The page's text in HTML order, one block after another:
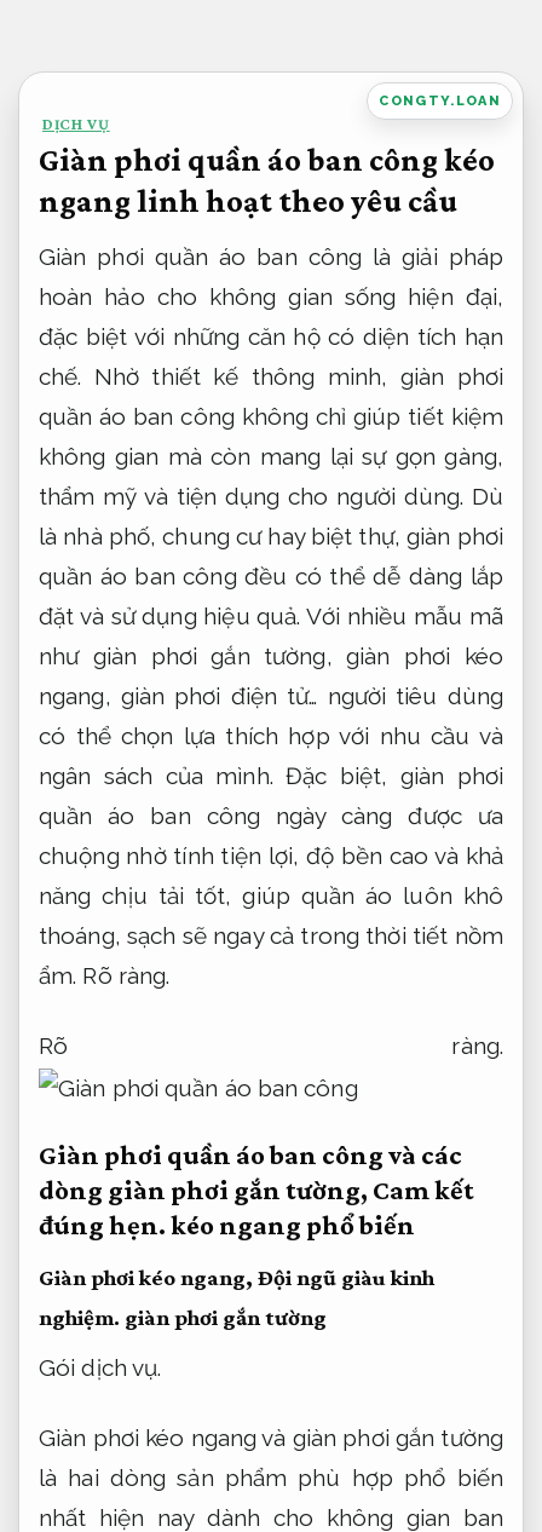
nội
dung
CONGTY.LOAN
DỊCH VỤ
Giàn phơi quần áo ban công kéo
ngang linh hoạt theo yêu cầu
Giàn phơi quần áo ban công là giải pháp
hoàn hảo cho không gian sống hiện đại,
đặc biệt với những căn hộ có diện tích hạn
chế. Nhờ thiết kế thông minh, giàn phơi
quần áo ban công không chỉ giúp tiết kiệm
không gian mà còn mang lại sự gọn gàng,
thẩm mỹ và tiện dụng cho người dùng. Dù
là nhà phố, chung cư hay biệt thự, giàn phơi
quần áo ban công đều có thể dễ dàng lắp
đặt và sử dụng hiệu quả. Với nhiều mẫu mã
như giàn phơi gắn tường, giàn phơi kéo
ngang, giàn phơi điện tử… người tiêu dùng
có thể chọn lựa thích hợp với nhu cầu và
ngân sách của mình. Đặc biệt, giàn phơi
quần áo ban công ngày càng được ưa
chuộng nhờ tính tiện lợi, độ bền cao và khả
năng chịu tải tốt, giúp quần áo luôn khô
thoáng, sạch sẽ ngay cả trong thời tiết nồm
ẩm. Rõ ràng.
Rõ ràng.
Giàn phơi quần áo ban công và các
dòng giàn phơi gắn tường, Cam kết
đúng hẹn. kéo ngang phổ biến
Giàn phơi kéo ngang, Đội ngũ giàu kinh
nghiệm. giàn phơi gắn tường
Gói dịch vụ.
Giàn phơi kéo ngang và giàn phơi gắn tường
là hai dòng sản phẩm phù hợp phổ biến
nhất hiện nay dành cho không gian ban